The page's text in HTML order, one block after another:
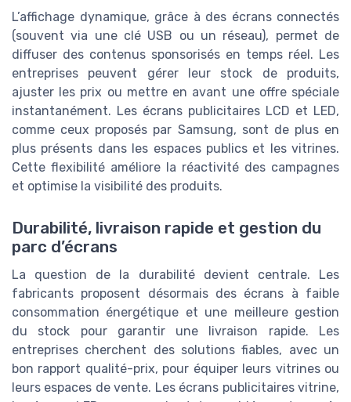
L’affichage dynamique, grâce à des écrans connectés
(souvent via une clé USB ou un réseau), permet de
diffuser des contenus sponsorisés en temps réel. Les
entreprises peuvent gérer leur stock de produits,
ajuster les prix ou mettre en avant une offre spéciale
instantanément. Les écrans publicitaires LCD et LED,
comme ceux proposés par Samsung, sont de plus en
plus présents dans les espaces publics et les vitrines.
Cette flexibilité améliore la réactivité des campagnes
et optimise la visibilité des produits.
Durabilité, livraison rapide et gestion du
parc d’écrans
La question de la durabilité devient centrale. Les
fabricants proposent désormais des écrans à faible
consommation énergétique et une meilleure gestion
du stock pour garantir une livraison rapide. Les
entreprises cherchent des solutions fiables, avec un
bon rapport qualité-prix, pour équiper leurs vitrines ou
leurs espaces de vente. Les écrans publicitaires vitrine,